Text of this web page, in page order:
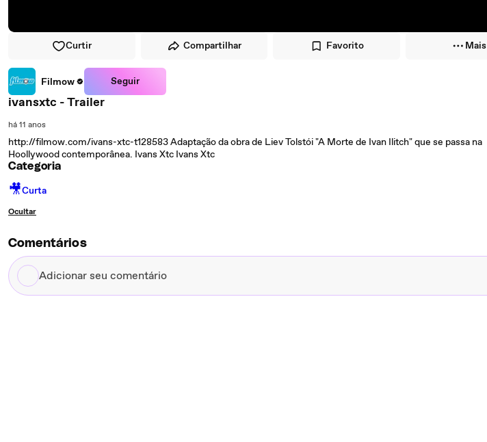
Curtir Compartilhar Favorito Mais
Filmow Seguir
ivansxtc - Trailer
há 11 anos
http://filmow.com/ivans-xtc-t128583 Adaptação da obra de Liev Tolstói "A Morte de Ivan Ilitch" que se passa na
Hoollywood contemporânea. Ivans Xtc Ivans Xtc
Categoria
🎥Curta
Ocultar
Comentários
Adicionar
seu